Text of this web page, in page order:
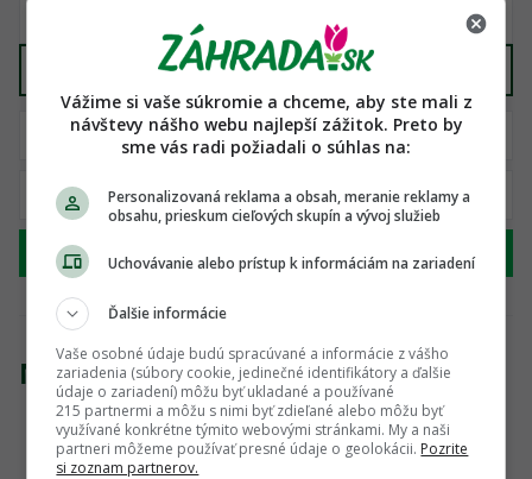
Piecky, krby, grily
Hľadať
Nenašli sme žiadny produkt
Vážime si vaše súkromie a chceme, aby ste mali z
návštevy nášho webu najlepší zážitok. Preto by
sme vás radi požiadali o súhlas na:
Personalizovaná reklama a obsah, meranie reklamy a
obsahu, prieskum cieľových skupín a vývoj služieb
Uchovávanie alebo prístup k informáciám na zariadení
Ďalšie informácie
Vaše osobné údaje budú spracúvané a informácie z vášho
zariadenia (súbory cookie, jedinečné identifikátory a ďalšie
údaje o zariadení) môžu byť ukladané a používané
215 partnermi a môžu s nimi byť zdieľané alebo môžu byť
využívané konkrétne týmito webovými stránkami. My a naši
partneri môžeme používať presné údaje o geolokácii. Pozrite
si zoznam partnerov.